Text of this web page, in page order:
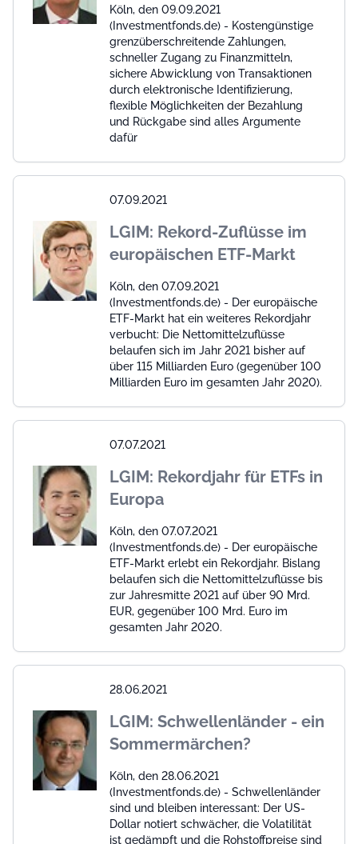
Köln, den 09.09.2021
(Investmentfonds.de) - Kostengünstige
grenzüberschreitende Zahlungen,
schneller Zugang zu Finanzmitteln,
sichere Abwicklung von Transaktionen
durch elektronische Identifizierung,
flexible Möglichkeiten der Bezahlung
und Rückgabe sind alles Argumente
dafür
07.09.2021
LGIM: Rekord-Zuflüsse im
europäischen ETF-Markt
Köln, den 07.09.2021
(Investmentfonds.de) - Der europäische
ETF-Markt hat ein weiteres Rekordjahr
verbucht: Die Nettomittelzuflüsse
belaufen sich im Jahr 2021 bisher auf
über 115 Milliarden Euro (gegenüber 100
Milliarden Euro im gesamten Jahr 2020).
07.07.2021
LGIM: Rekordjahr für ETFs in
Europa
Köln, den 07.07.2021
(Investmentfonds.de) - Der europäische
ETF-Markt erlebt ein Rekordjahr. Bislang
belaufen sich die Nettomittelzuflüsse bis
zur Jahresmitte 2021 auf über 90 Mrd.
EUR, gegenüber 100 Mrd. Euro im
gesamten Jahr 2020.
28.06.2021
LGIM: Schwellenländer - ein
Sommermärchen?
Köln, den 28.06.2021
(Investmentfonds.de) - Schwellenländer
sind und bleiben interessant: Der US-
Dollar notiert schwächer, die Volatilität
ist gedämpft und die Rohstoffpreise sind